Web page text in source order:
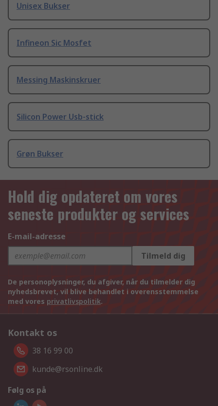
Unisex Bukser
Infineon Sic Mosfet
Messing Maskinskruer
Silicon Power Usb-stick
Grøn Bukser
Hold dig opdateret om vores
seneste produkter og services
E-mail-adresse
Tilmeld dig
De personoplysninger, du afgiver, når du tilmelder dig
nyhedsbrevet, vil blive behandlet i overensstemmelse
med vores privatlivspolitik.
Kontakt os
38 16 99 00
kunde@rsonline.dk
Følg os på